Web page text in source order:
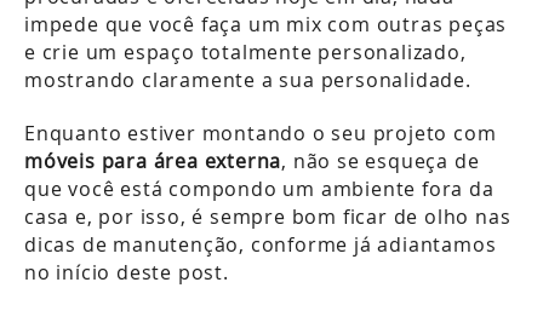
impede que você faça um mix com outras peças
e crie um espaço totalmente personalizado,
mostrando claramente a sua personalidade.
Enquanto estiver montando o seu projeto com
móveis para área externa, não se esqueça de
que você está compondo um ambiente fora da
casa e, por isso, é sempre bom ficar de olho nas
dicas de manutenção, conforme já adiantamos
no início deste post.